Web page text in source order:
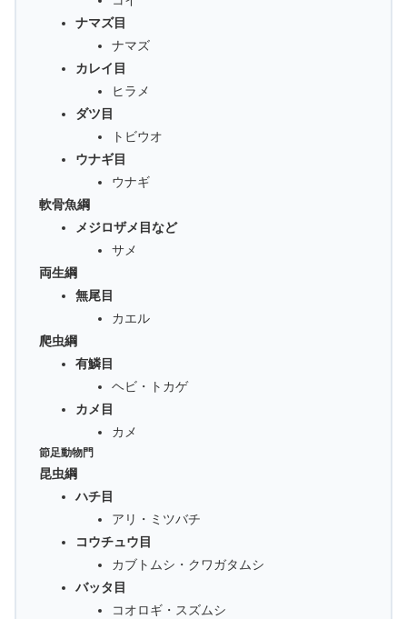
ナマズ目
ナマズ
カレイ目
ヒラメ
ダツ目
トビウオ
ウナギ目
ウナギ
軟骨魚綱
メジロザメ目など
サメ
両生綱
無尾目
カエル
爬虫綱
有鱗目
ヘビ・トカゲ
カメ目
カメ
節足動物門
昆虫綱
ハチ目
アリ・ミツバチ
コウチュウ目
カブトムシ・クワガタムシ
バッタ目
コオロギ・スズムシ